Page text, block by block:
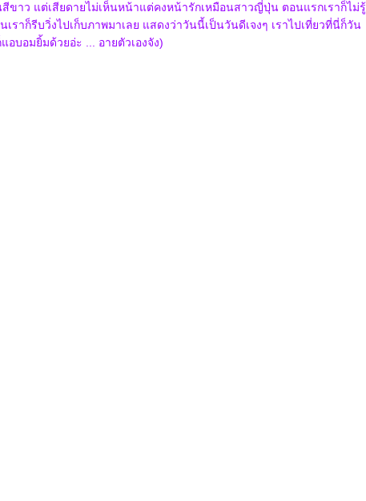
ขาว แต่เสียดายไม่เห็นหน้าแต่คงหน้ารักเหมือนสาวญี่ปุ่น ตอนแรกเราก็ไม่รู้
าก็รีบวิ่งไปเก็บภาพมาเลย แสดงว่าวันนี้เป็นวันดีเจงๆ เราไปเที่ยวที่นี่ก็วัน
บอมยิ้มด้วยอ่ะ ... อายตัวเองจัง)